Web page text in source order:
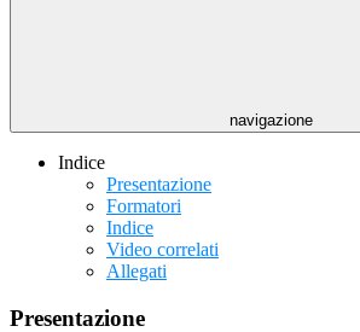
navigazione
Indice
Presentazione
Formatori
Indice
Video correlati
Allegati
Presentazione